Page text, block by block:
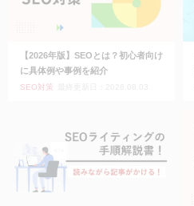
【2026年版】SEOとは？初心者向け
に具体例や事例を紹介
SEO対策